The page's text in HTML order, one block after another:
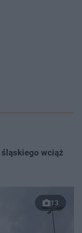
wciąż
13